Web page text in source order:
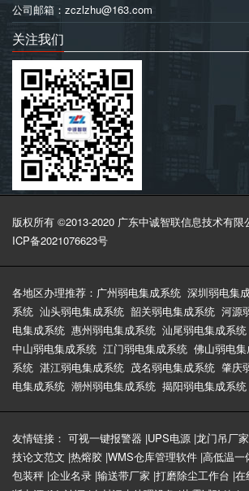
公司邮箱：zczlzhu@163.com
关注我们
版权所有 ©2013-2020 广东中诚智联信息技术有限
ICP备2021076623号
各地区办理推荐： 广州弱电集成系统 深圳弱电集
系统 汕头弱电集成系统 韶关弱电集成系统 河源
电集成系统 惠州弱电集成系统 汕尾弱电集成系统
中山弱电集成系统 江门弱电集成系统 佛山弱电
系统 湛江弱电集成系统 茂名弱电集成系统 肇庆
电集成系统 潮州弱电集成系统 揭阳弱电集成系统
友情链接： 可视一键报警器 |UPS电源 |龙门吊厂家
技论文范文 |热熔胶 |WMS仓库管理软件 |高低温一
包装秤 |企业名录 |输送带厂家 |打磨除尘工作台 |在